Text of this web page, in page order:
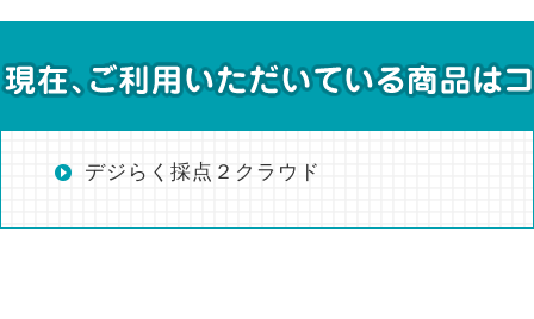
デジらく採点２クラウド